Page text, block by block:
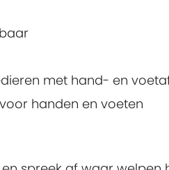
met hand- en
handen en voeten